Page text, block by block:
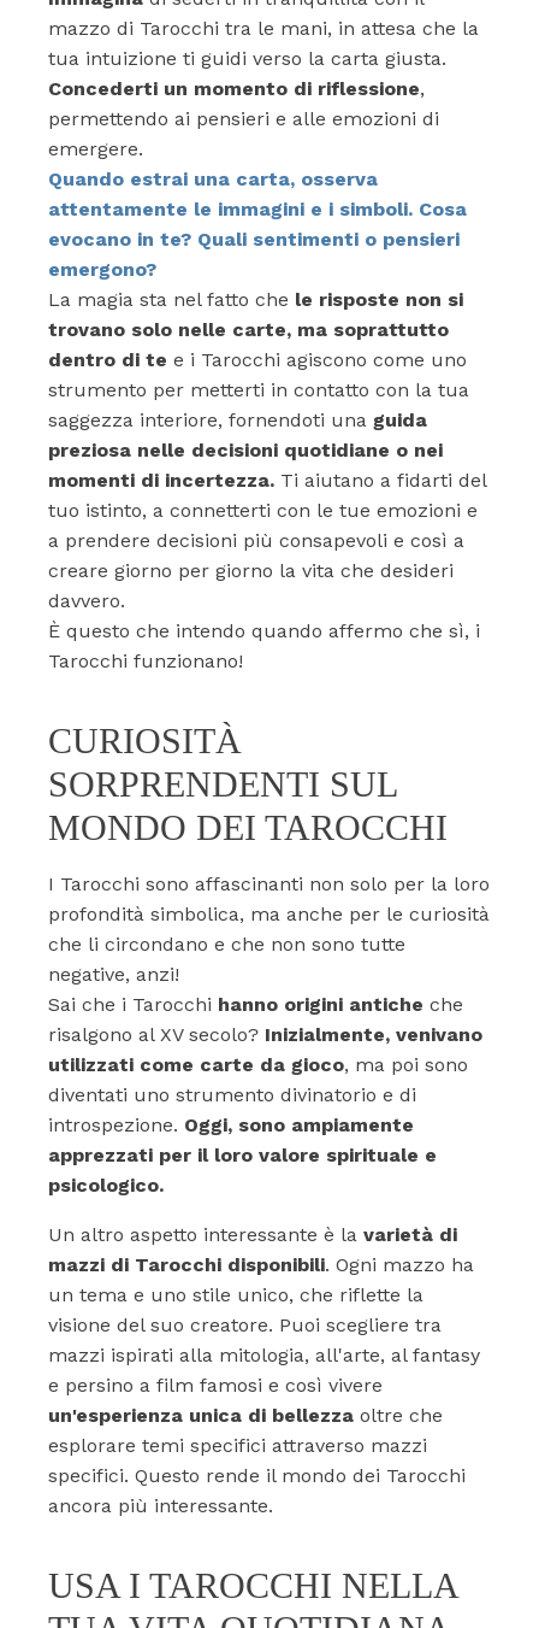
mazzo di Tarocchi tra le mani, in attesa che la
tua intuizione ti guidi verso la carta giusta.
Concederti un momento di riflessione,
permettendo ai pensieri e alle emozioni di
emergere.
Quando estrai una carta, osserva
attentamente le immagini e i simboli. Cosa
evocano in te? Quali sentimenti o pensieri
emergono?
La magia sta nel fatto che le risposte non si
trovano solo nelle carte, ma soprattutto
dentro di te e i Tarocchi agiscono come uno
strumento per metterti in contatto con la tua
saggezza interiore, fornendoti una guida
preziosa nelle decisioni quotidiane o nei
momenti di incertezza. Ti aiutano a fidarti del
tuo istinto, a connetterti con le tue emozioni e
a prendere decisioni più consapevoli e così a
creare giorno per giorno la vita che desideri
davvero.
È questo che intendo quando affermo che sì, i
Tarocchi funzionano!
CURIOSITÀ
SORPRENDENTI SUL
MONDO DEI TAROCCHI
I Tarocchi sono affascinanti non solo per la loro
profondità simbolica, ma anche per le curiosità
che li circondano e che non sono tutte
negative, anzi!
Sai che i Tarocchi hanno origini antiche che
risalgono al XV secolo? Inizialmente, venivano
utilizzati come carte da gioco, ma poi sono
diventati uno strumento divinatorio e di
introspezione. Oggi, sono ampiamente
apprezzati per il loro valore spirituale e
psicologico.
Un altro aspetto interessante è la varietà di
mazzi di Tarocchi disponibili. Ogni mazzo ha
un tema e uno stile unico, che riflette la
visione del suo creatore. Puoi scegliere tra
mazzi ispirati alla mitologia, all'arte, al fantasy
e persino a film famosi e così vivere
un'esperienza unica di bellezza oltre che
esplorare temi specifici attraverso mazzi
specifici. Questo rende il mondo dei Tarocchi
ancora più interessante.
USA I TAROCCHI NELLA